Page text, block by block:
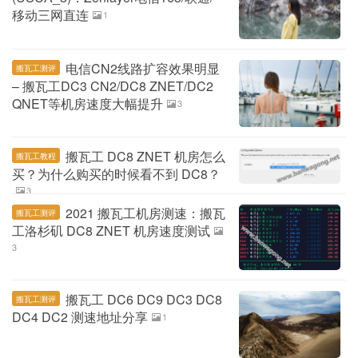
移动三网直连
1
搬瓦工测评
电信CN2线路扩容效果明显
– 搬瓦工DC3 CN2/DC8 ZNET/DC2
QNET等机房速度大幅提升
3
搬瓦工教程
搬瓦工 DC8 ZNET 机房怎么
买？为什么购买的时候看不到 DC8？
3
搬瓦工测评
2021 搬瓦工机房测速：搬瓦
工洛杉矶 DC8 ZNET 机房速度测试
3
搬瓦工测评
搬瓦工 DC6 DC9 DC3 DC8
DC4 DC2 测速地址分享
1